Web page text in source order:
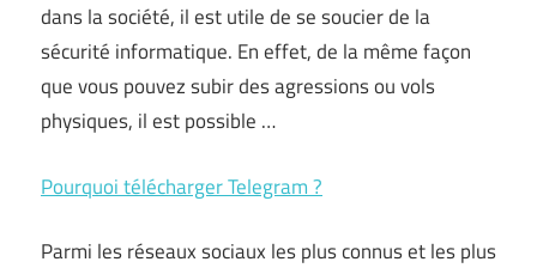
dans la société, il est utile de se soucier de la
sécurité informatique. En effet, de la même façon
que vous pouvez subir des agressions ou vols
physiques, il est possible …
Pourquoi télécharger Telegram ?
Parmi les réseaux sociaux les plus connus et les plus